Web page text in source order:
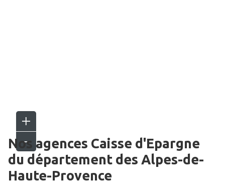
Nos agences Caisse d'Epargne
du département des Alpes-de-
Haute-Provence